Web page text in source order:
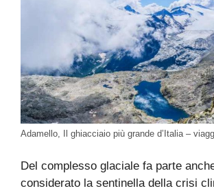
Adamello, Il ghiacciaio più grande d’Italia –
Del complesso glaciale fa parte
considerato la sentinella della crisi